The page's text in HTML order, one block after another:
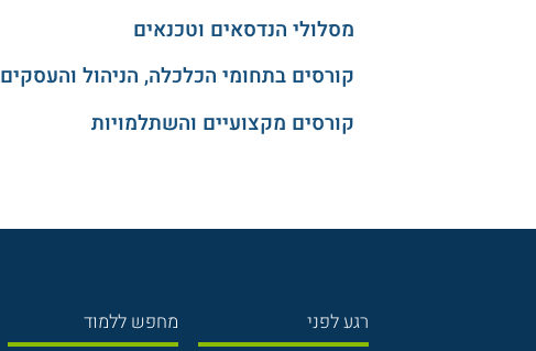
מסלולי הנדסאים וטכנאים
קורסים בתחומי הכלכלה, הניהול והעסקים
קורסים מקצועיים והשתלמויות
רגע לפני מחפש ללמוד